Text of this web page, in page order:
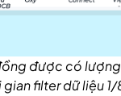
được có
filter dữ liệu